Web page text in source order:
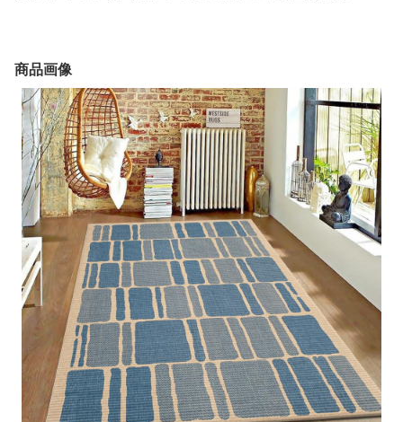
商品画像